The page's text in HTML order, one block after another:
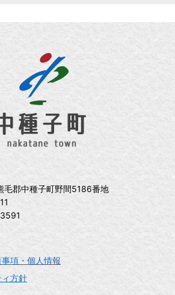
郡中種子町野間5186番地
項・個人情報
方針